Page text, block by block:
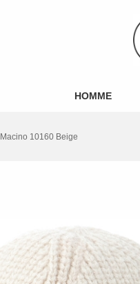
HOMME
Macino 10160 Beige